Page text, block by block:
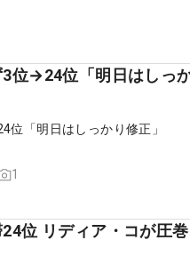
位→24位「明日はしっ
「明日はしっかり修正」
1
位 リディア・コが圧巻